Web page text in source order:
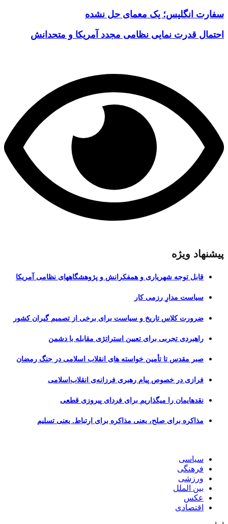
سفارت انگلیس؛ یک معمای حل نشده
احتمال قدرت نمایی نظامی مجدد آمریکا و متحدانش
پیشنهاد ویژه
قابل توجه شهریاری و همفکرانش و پژوهشگاههای نظامی آمریکا
سیاست مدارِ رزمی کار
ضرورت کلاس تاریخ و سیاست برای برخی از تصمیم گیران کشور
راهبردی تجربی برای تعیین استراتژی مقابله با دشمن
صبر مقدس تا تأمین خواسته های انقلاب اسلامی در جنگ رمضان
فرازی در خصوص پیام رهبری فرزانه‌ی انقلاب‌اسلامی
نقدهایمان را میگذاریم برای فردای پیروزی قطعی
مذاکره برای صلح، یعنی مذاکره برای ارتباط. یعنی تسلیم
سیاسی
فرهنگی
ورزشی
بین الملل
عکس
اقتصادی